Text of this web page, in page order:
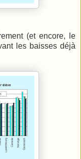
(et encore, le
les baisses déjà